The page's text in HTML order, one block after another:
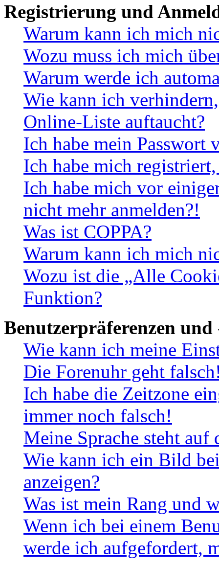
Registrierung und
Warum kann ich mich
Wozu muss ich mich
Warum werde ich
Wie kann ich
Online-Liste auftaucht?
Ich habe mein Passwort
Ich habe mich
Ich habe mich vor
nicht mehr anmelden?!
Was ist COPPA?
Warum kann ich mich
Wozu ist die „Alle
Funktion?
Benutzerpräferenzen und
Wie kann ich meine
Die Forenuhr geht
Ich habe die Zeitzone
immer noch falsch!
Meine Sprache steht
Wie kann ich ein Bild
anzeigen?
Was ist mein Rang und
Wenn ich bei einem
werde ich aufgefordert,